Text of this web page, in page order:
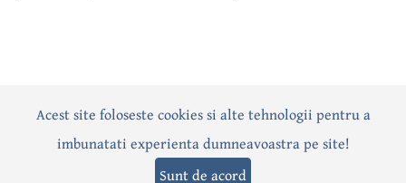
ActualitatePoliticăSocialEvenimentInterviuri
Editorial Sport Anunțuri
Acest site foloseste cookies si alte tehnologii pentru a
imbunatati experienta dumneavoastra pe site!
Sunt de acord